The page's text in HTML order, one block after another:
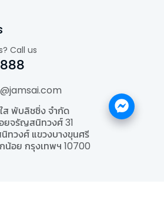
Call us
ส พับลิชชิ่ง จำกัด
ยจรัญสนิทวงศ์ 31
ทวงศ์ แขวงบางขุนศรี
น้อย กรุงเทพฯ 10700